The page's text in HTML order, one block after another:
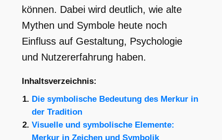
können. Dabei wird deutlich, wie alte
Mythen und Symbole heute noch
Einfluss auf Gestaltung, Psychologie
und Nutzererfahrung haben.
Inhaltsverzeichnis:
Die symbolische Bedeutung des Merkur in
der Tradition
Visuelle und symbolische Elemente:
Merkur in Zeichen und Symbolik